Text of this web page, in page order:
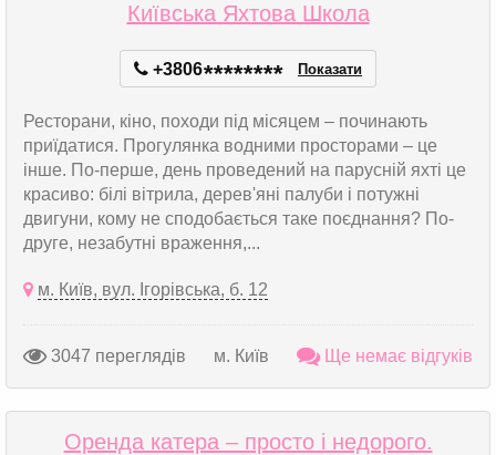
Київська Яхтова Школа
+3806******** Показати
Ресторани, кіно, походи під місяцем – починають
приїдатися. Прогулянка водними просторами – це
інше. По-перше, день проведений на парусній яхті це
красиво: білі вітрила, дерев'яні палуби і потужні
двигуни, кому не сподобається таке поєднання? По-
друге, незабутні враження,...
м. Київ, вул. Ігорівська, б. 12
3047 переглядів м. Київ Ще немає відгуків
Оренда катера – просто і недорого.